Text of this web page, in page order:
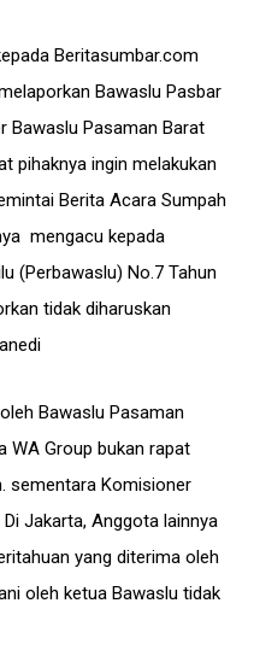
Beritasumbar.com
Bawaslu Pasbar
Bawaslu Pasaman Barat
pihaknya ingin melakukan
Berita Acara Sumpah
mengacu kepada
(Perbawaslu) No.7 Tahun
tidak diharuskan
Bawaslu Pasaman
WA Group bukan rapat
sementara Komisioner
Jakarta, Anggota lainnya
yang diterima oleh
oleh ketua Bawaslu tidak